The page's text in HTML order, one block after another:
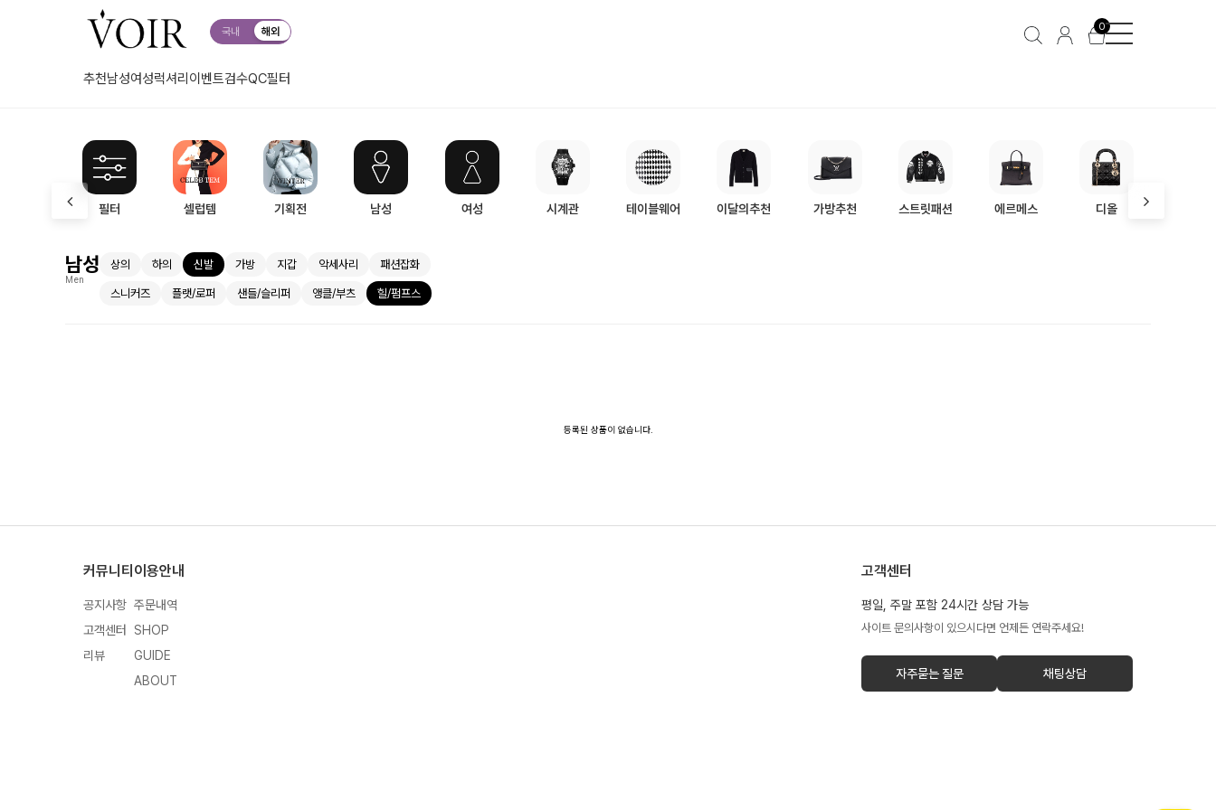
국내 해외 0
추천남성여성럭셔리 이벤트검수QC필터
힐/펌프스
필터 셀럽템 기획전 남성 여성 시계관 테이블웨어 이달의추천 가방추천 스트릿패션 에르메스 디올
남성
Men
상의 하의 신발 가방 지갑 악세사리 패션잡화
스니커즈 플랫/로퍼 샌들/슬리퍼 앵클/부츠 힐/펌프스
등록된 상품이 없습니다.
커뮤니티
공지사항
고객센터
리뷰
이용안내
주문내역
SHOP
GUIDE
ABOUT
고객센터
평일, 주말 포함 24시간 상담 가능
사이트 문의사항이 있으시다면 언제든 연락주세요!
자주묻는 질문 채팅상담